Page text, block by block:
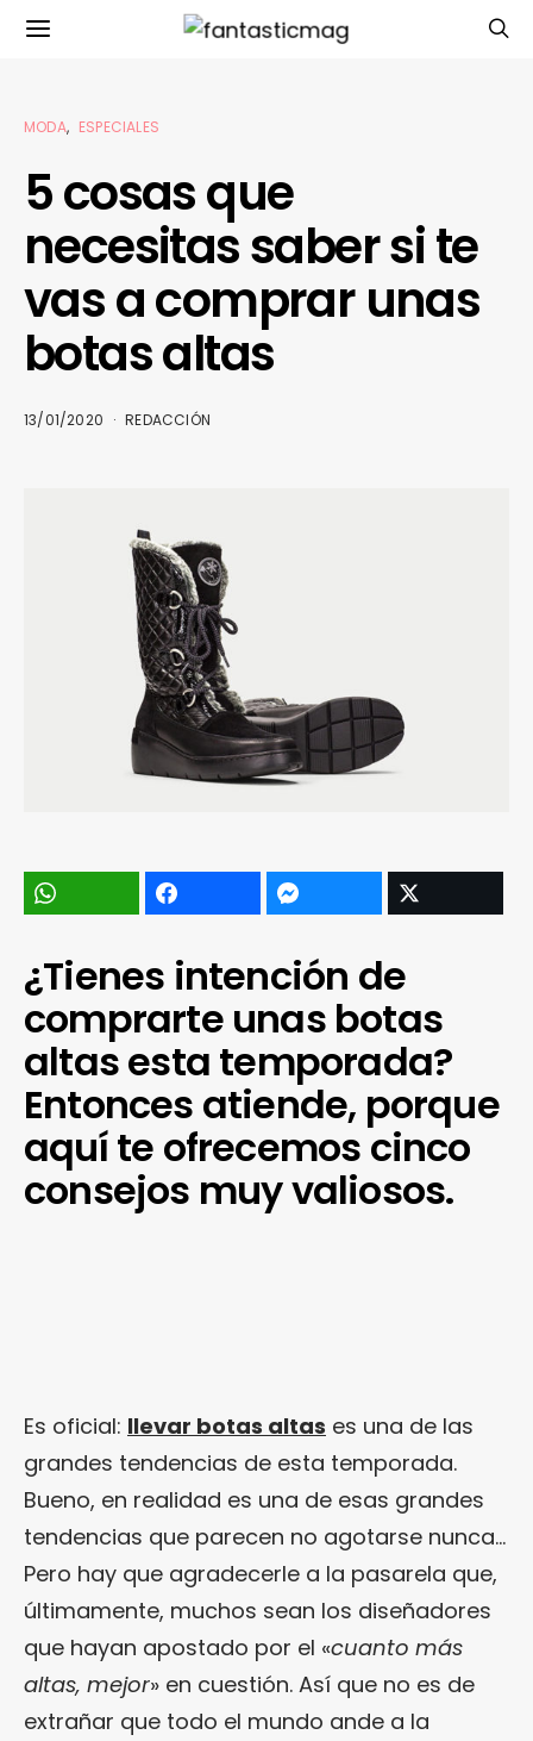
MODA ESPECIALES
5 cosas que
necesitas saber si te
vas a comprar unas
botas altas
13/01/2020 REDACCIÓN
¿Tienes intención de
comprarte unas botas
altas esta temporada?
Entonces atiende, porque
aquí te ofrecemos cinco
consejos muy valiosos.
Es oficial: llevar botas altas es una de las
grandes tendencias de esta temporada.
Bueno, en realidad es una de esas grandes
tendencias que parecen no agotarse nunca…
Pero hay que agradecerle a la pasarela que,
últimamente, muchos sean los diseñadores
que hayan apostado por el «cuanto más
altas, mejor» en cuestión. Así que no es de
extrañar que todo el mundo ande a la